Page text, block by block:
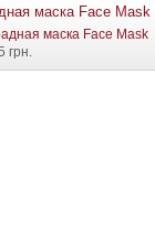
маска Face Mask
грн.